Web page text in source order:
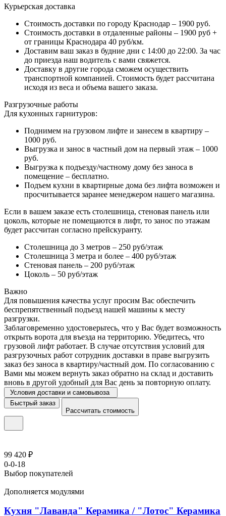
Курьерская доставка
Стоимость доставки по городу Краснодар – 1900 руб.
Стоимость доставки в отдаленные районы – 1900 руб +
от границы Краснодара 40 руб/км.
Доставим ваш заказ в будние дни с 14:00 до 22:00. За час
до приезда наш водитель с вами свяжется.
Доставку в другие города сможем осуществить
транспортной компанией. Стоимость будет рассчитана
исходя из веса и объема вашего заказа.
Разгрузочные работы
Для кухонных гарнитуров:
Поднимем на грузовом лифте и занесем в квартиру –
1000 руб.
Выгрузка и занос в частный дом на первый этаж – 1000
руб.
Выгрузка к подъезду/частному дому без заноса в
помещение – бесплатно.
Подъем кухни в квартирные дома без лифта возможен и
просчитывается заранее менеджером нашего магазина.
Если в вашем заказе есть столешница, стеновая панель или
цоколь, которые не помещаются в лифт, то занос по этажам
будет рассчитан согласно прейскуранту.
Столешница до 3 метров – 250 руб/этаж
Столешница 3 метра и более – 400 руб/этаж
Стеновая панель – 200 руб/этаж
Цоколь – 50 руб/этаж
Важно
Для повышения качества услуг просим Вас обеспечить
беспрепятственный подъезд нашей машины к месту
разгрузки.
Заблаговременно удостоверьтесь, что у Вас будет возможность
открыть ворота для въезда на территорию. Убедитесь, что
грузовой лифт работает. В случае отсутствия условий для
разгрузочных работ сотрудник доставки в праве выгрузить
заказ без заноса в квартиру/частный дом. По согласованию с
Вами мы можем вернуть заказ обратно на склад и доставить
вновь в другой удобный для Вас день за повторную оплату.
Условия доставки и самовывоза
Быстрый заказ
Рассчитать стоимость
99 420 ₽
0-0-18
Выбор покупателей
Дополняется модулями
Кухня "Лаванда" Керамика / "Лотос" Керамика